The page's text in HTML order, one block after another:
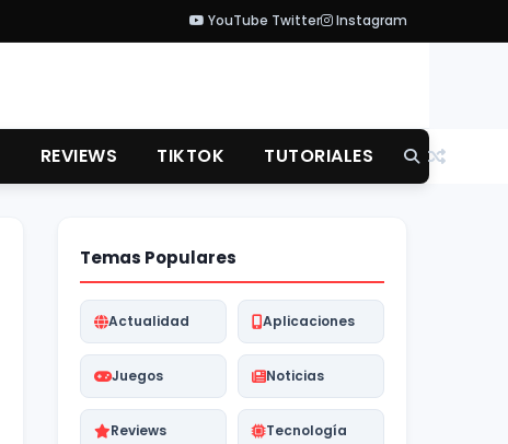
YouTube Twitter Instagram
REVIEWS TIKTOK TUTORIALES
Temas Populares
Actualidad Aplicaciones
Juegos Noticias
Reviews Tecnología